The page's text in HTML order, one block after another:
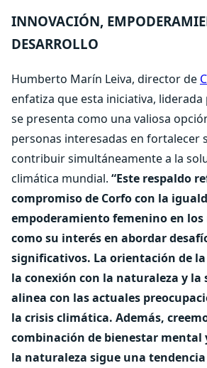
INNOVACIÓN,
DESARROLLO
Humberto Marín Leiva, director de
enfatiza que esta iniciativa,
se presenta como una valiosa
personas interesadas en fortalecer
contribuir simultáneamente a la
climática mundial. “Este respaldo
compromiso de Corfo con la
empoderamiento femenino en los
como su interés en abordar
significativos. La orientación de
la conexión con la naturaleza y la
alinea con las actuales
la crisis climática. Además,
combinación de bienestar mental
la naturaleza sigue una tendencia